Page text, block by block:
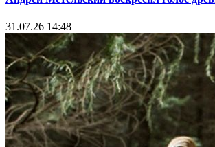
31.07.26 14:48